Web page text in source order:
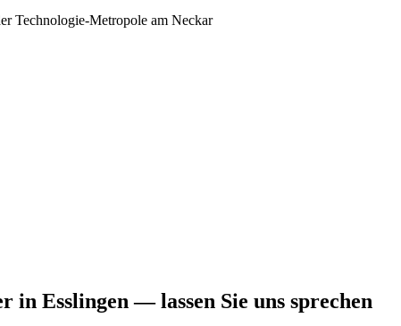
Technologie-Metropole am Neckar
Esslingen — lassen Sie uns sprechen